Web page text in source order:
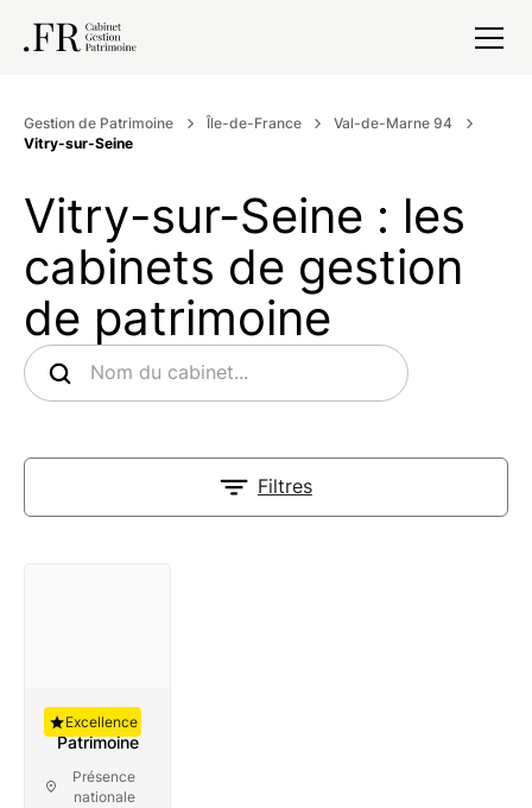
Gestion de Patrimoine Île-de-France
Val-de-Marne 94
Vitry-sur-Seine
Vitry-sur-Seine : les
cabinets de gestion
de patrimoine
Filtres
Auguste
Patrimoine
Présence
nationale
Excellence